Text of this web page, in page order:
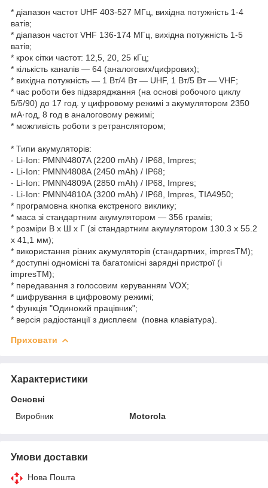
* діапазон частот UHF 403-527 МГц, вихідна потужність 1-4
ватів;
* діапазон частот VHF 136-174 МГц, вихідна потужність 1-5
ватів;
* крок сітки частот: 12,5, 20, 25 кГц;
* кількість каналів — 64 (аналогових/цифрових);
* вихідна потужність — 1 Вт/4 Вт — UHF, 1 Вт/5 Вт — VHF;
* час роботи без підзаряджання (на основі робочого циклу
5/5/90) до 17 год. у цифровому режимі з акумулятором 2350
мА·год, 8 год в аналоговому режимі;
* можливість роботи з ретранслятором;
* Типи акумуляторів:
- Li-Ion: PMNN4807A (2200 mAh) / IP68, Impres;
- Li-Ion: PMNN4808A (2450 mAh) / IP68;
- Li-Ion: PMNN4809A (2850 mAh) / IP68, Impres;
- Li-Ion: PMNN4810A (3200 mAh) / IP68, Impres, TIA4950;
* програмовна кнопка екстреного виклику;
* маса зі стандартним акумулятором — 356 грамів;
* розміри В х Ш х Г (зі стандартним акумулятором 130.3 x 55.2
x 41,1 мм);
* використання різних акумуляторів (стандартних, impresTM);
* доступні одномісні та багатомісні зарядні пристрої (і
impresTM);
* передавання з голосовим керуванням VOX;
* шифрування в цифровому режимі;
* функція "Одинокий працівник";
* версія радіостанції з дисплеєм (повна клавіатура).
Приховати
Характеристики
Основні
Виробник
Motorola
Умови доставки
Нова Пошта